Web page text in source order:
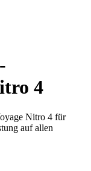
4
Nitro 4 für
auf allen